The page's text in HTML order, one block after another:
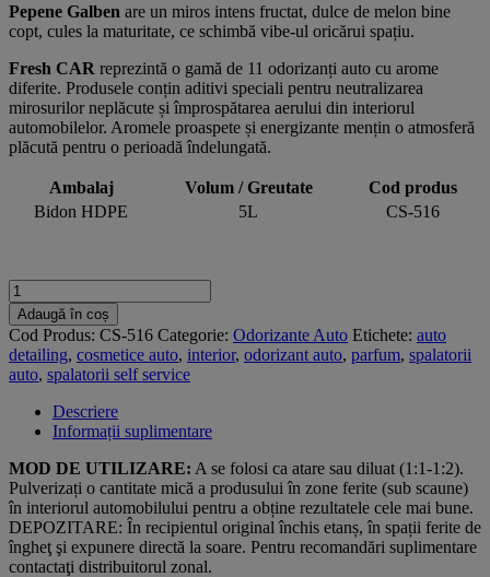
Pepene Galben are un miros intens fructat, dulce de melon bine
copt, cules la maturitate, ce schimbă vibe-ul oricărui spațiu.
Fresh CAR reprezintă o gamă de 11 odorizanți auto cu arome
diferite. Produsele conțin aditivi speciali pentru neutralizarea
mirosurilor neplăcute și împrospătarea aerului din interiorul
automobilelor. Aromele proaspete și energizante mențin o atmosferă
plăcută pentru o perioadă îndelungată.
Ambalaj Volum / Greutate
Cod produs
Bidon HDPE
5L CS-516
Cantitate
Fresh
CAR
-
Pepene
Galben
Adaugă în coș
Cod Produs: CS-516 Categorie: Odorizante Auto Etichete: auto
detailing, cosmetice auto, interior, odorizant auto, parfum, spalatorii
auto, spalatorii self service
Descriere
Informații suplimentare
MOD DE UTILIZARE: A se folosi ca atare sau diluat (1:1-1:2).
Pulverizați o cantitate mică a produsului în zone ferite (sub scaune)
în interiorul automobilului pentru a obține rezultatele cele mai bune.
DEPOZITARE: În recipientul original închis etanș, în spații ferite de
îngheţ şi expunere directă la soare. Pentru recomandări suplimentare
contactaţi distribuitorul zonal.